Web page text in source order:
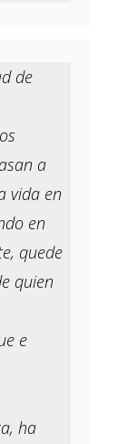
de
a
vida en
en
quede
quien
e
ha